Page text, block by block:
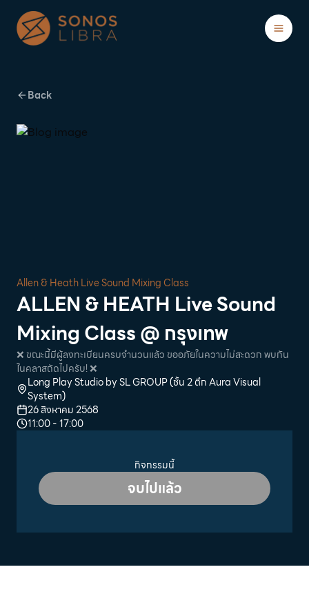
Showcases
About
Back
Allen & Heath Live Sound Mixing Class
ALLEN & HEATH Live Sound
Mixing Class @ กรุงเทพ
❌ ขณะนี้มีผู้ลงทะเบียนครบจำนวนแล้ว ขออภัยในความไม่สะดวก พบกัน
ในคลาสถัดไปครับ! ❌
Long Play Studio by SL GROUP (ชั้น 2 ตึก Aura Visual
System)
26 สิงหาคม 2568
11:00-17:00
กิจกรรมนี้
จบไปแล้ว